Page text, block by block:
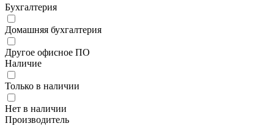
Бухгалтерия
Домашняя бухгалтерия
Другое офисное ПО
Наличие
Только в наличии
Нет в наличии
Производитель